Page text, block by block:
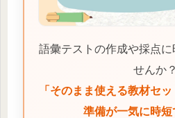
語彙テストの作成や採点に
せんか？
「そのまま使える教材セ
準備が一気に時短